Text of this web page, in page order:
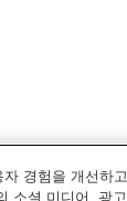
가나자와
경험을 개선하
소셜 미디어, 광